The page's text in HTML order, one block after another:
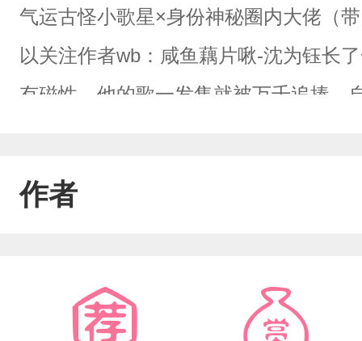
气运古怪小歌星×身份神秘圈内大佬（
以关注作者wb：咸鱼藕片啾-沈为钰长
有磁性，他的歌一发售就被万千追捧。
热门综艺，再遇渣男和小三。他手撕
正名；磨练演技，轻松过关。一路走
的轮廓隐藏在黑暗中，深黑双眸紧盯
作者